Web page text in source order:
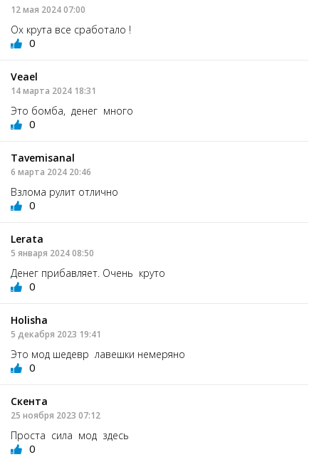
12 мая 2024 07:00
Ох крута все сработало !
0
Veael
14 марта 2024 18:31
Это бомба, денег много
0
Tavemisanal
6 марта 2024 20:46
Взлома рулит отлично
0
Lerata
5 января 2024 08:50
Денег прибавляет. Очень круто
0
Holisha
5 декабря 2023 19:41
Это мод шедевр лавешки немеряно
0
Скента
25 ноября 2023 07:12
Проста сила мод здесь
0